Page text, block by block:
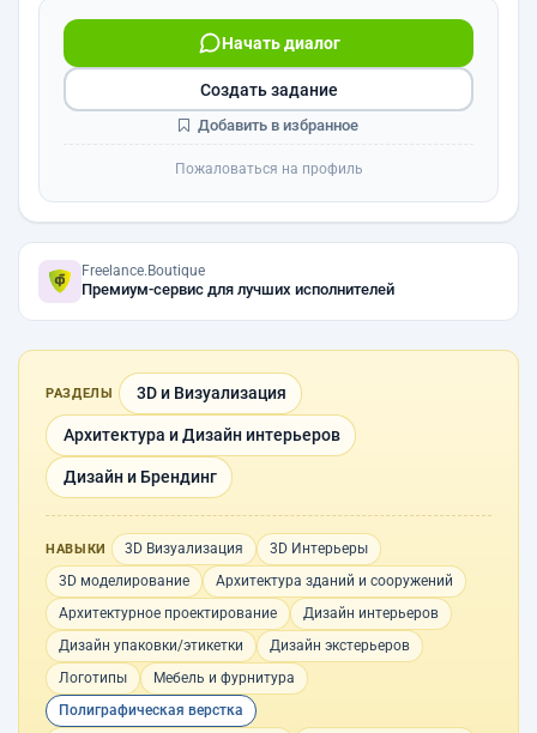
Начать диалог
Создать задание
Добавить в избранное
Пожаловаться на профиль
Freelance.Boutique
Премиум-сервис для лучших исполнителей
РАЗДЕЛЫ 3D и Визуализация
Архитектура и Дизайн интерьеров
Дизайн и Брендинг
НАВЫКИ 3D Визуализация
3D Интерьеры
3D моделирование
Архитектура зданий и сооружений
Архитектурное проектирование
Дизайн интерьеров
Дизайн упаковки/этикетки
Дизайн экстерьеров
Логотипы
Мебель и фурнитура
Полиграфическая верстка